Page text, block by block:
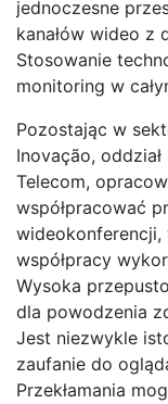
jednoczesne
kanałów wideo z
Stosowanie
monitoring w
Pozostając w
Inovação,
Telecom,
współpracować
wideokonferencji,
współpracy
Wysoka
dla powodzenia
Jest niezwykle
zaufanie do
Przekłamania